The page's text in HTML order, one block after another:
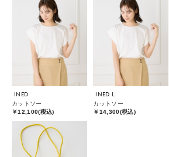
INED
カットソー
￥12,100(税込)
INED L
カットソー
￥14,300(税込)